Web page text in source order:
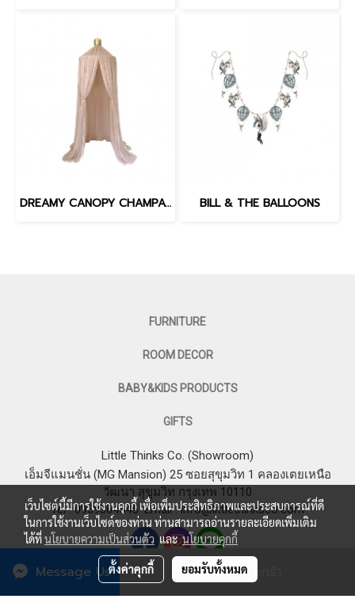
เพิ่มลงตะกร้า
Message Us
DREAMY CANOPY CHAMPAGHE GOLD BILL & THE BALLOONS
FURNITURE
ROOM DECOR
BABY&KIDS PRODUCTS
GIFTS
Little Thinks Co. (Showroom)
เอ็มจีแมนชั่น (MG Mansion) 25 ซอยสุขุมวิท 1 คลองเตยเหนือ
วัฒนา สุขุมวิท กรุงเทพ 10110
Tel : 0969364545Email :info@littlethinksco.com
เว็บไซต์นี้มีการใช้งานคุกกี้ เพื่อเพิ่มประสิทธิภาพและประสบการณ์ที่ดี
ในการใช้งานเว็บไซต์ของท่าน ท่านสามารถอ่านรายละเอียดเพิ่มเติม
ได้ที่นโยบายความเป็นส่วนตัว และนโยบายคุกกี้
ตั้งค่าคุกกี้ ยอมรับทั้งหมด